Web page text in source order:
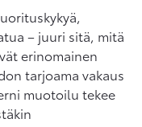
– juuri sitä, mitä
erinomainen
tarjoama vakaus
muotoilu tekee